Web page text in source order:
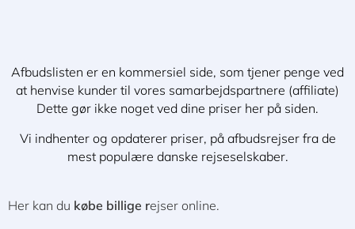
Afbudslisten er en kommersiel side, som tjener penge ved
at henvise kunder til vores samarbejdspartnere (affiliate)
Dette gør ikke noget ved dine priser her på siden.
Vi indhenter og opdaterer priser, på afbudsrejser fra de
mest populære danske rejseselskaber.
Her kan du købe billige rejser online.